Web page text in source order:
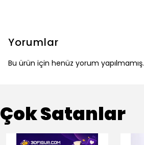
Yorumlar
Bu ürün için henüz yorum yapılmamış.
Çok Satanlar